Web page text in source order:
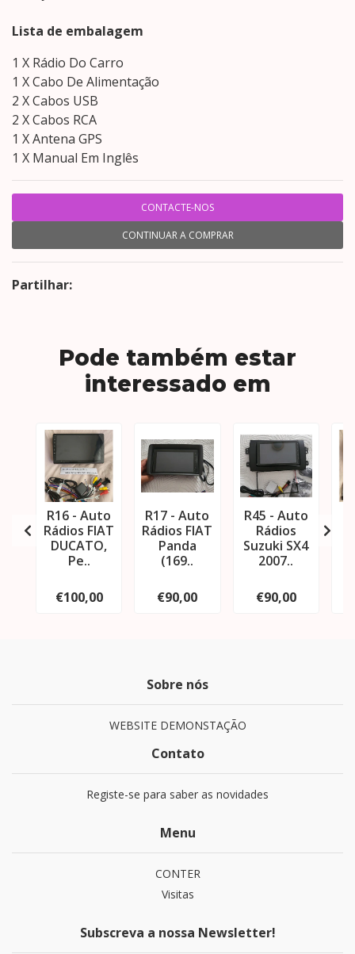
Lista de embalagem
1 X Rádio Do Carro
1 X Cabo De Alimentação
2 X Cabos USB
2 X Cabos RCA
1 X Antena GPS
1 X Manual Em Inglês
CONTACTE-NOS
CONTINUAR A COMPRAR
Partilhar:
Pode também estar
interessado em
R16 - Auto
Rádios FIAT
DUCATO,
Pe..
€100,00
R17 - Auto
Rádios FIAT
Panda
(169..
€90,00
R45 - Auto
Rádios
Suzuki SX4
2007..
€90,00
Sobre nós
WEBSITE DEMONSTAÇÃO
Contato
Registe-se para saber as novidades
Menu
CONTER
Visitas
Subscreva a nossa Newsletter!